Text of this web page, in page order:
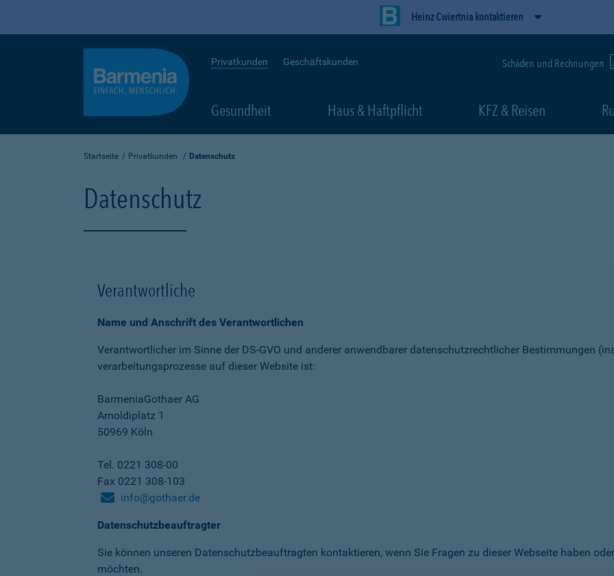
Heinz Cwiertnia kontaktieren
Privatkunden Geschäftskunden Schäden und Rechnungen
Gesundheit Haus & Haftpflicht KFZ & Reisen
Startseite Privatkunden Datenschutz
Datenschutz
Verantwortliche
Name und Anschrift des Verantwortlichen
Verantwortlicher im Sinne der DS-GVO und anderer anwendbarer datenschutz­rechtlicher Bestimmungen
verarbeitungs­prozesse auf dieser Website ist:
BarmeniaGothaer AG
Arnoldiplatz 1
50969 Köln
Tel. 0221 308-00
Fax 0221 308-103
info@gothaer.de
Datenschutzbeauftragter
Sie können unseren Datenschutz­beauftragten kontaktieren, wenn Sie Fragen zu dieser Webseite haben
möchten.